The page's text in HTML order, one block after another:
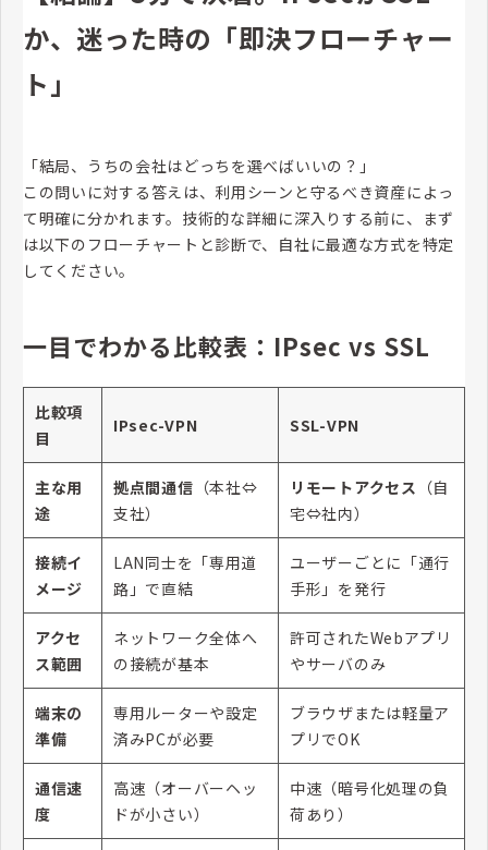
か、迷った時の「即決フローチャー
ト」
「結局、うちの会社はどっちを選べばいいの？」
この問いに対する答えは、利用シーンと守るべき資産によっ
て明確に分かれます。技術的な詳細に深入りする前に、まず
は以下のフローチャートと診断で、自社に最適な方式を特定
してください。
一目でわかる比較表：IPsec vs SSL
比較項
目
IPsec-VPN SSL-VPN
主な用
途
拠点間通信 （本社⇔
支社）
リモートアクセス （自
宅⇔社内）
接続イ
メージ
LAN同士を「専用道
路」で直結
ユーザーごとに「通行
手形」を発行
アクセ
ス範囲
ネットワーク全体へ
の接続が基本
許可されたWebアプリ
やサーバのみ
端末の
準備
専用ルーターや設定
済みPCが必要
ブラウザまたは軽量ア
プリでOK
通信速
度
高速（オーバーヘッ
ドが小さい）
中速（暗号化処理の負
荷あり）